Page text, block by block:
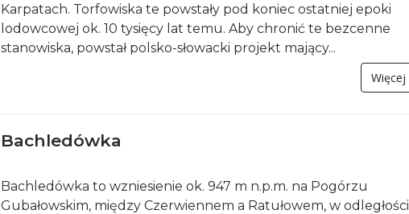
Karpatach. Torfowiska te powstały pod koniec ostatniej epoki
lodowcowej ok. 10 tysięcy lat temu. Aby chronić te bezcenne
stanowiska, powstał polsko-słowacki projekt mający...
Więcej
Bachledówka
Bachledówka to wzniesienie ok. 947 m n.p.m. na Pogórzu
Gubałowskim, między Czerwiennem a Ratułowem, w odległości